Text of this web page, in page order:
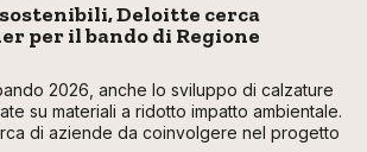
Deloitte cerca
per il bando di Regione
2026, anche lo sviluppo di calzature
su materiali a ridotto impatto ambientale.
di aziende da coinvolgere nel progetto